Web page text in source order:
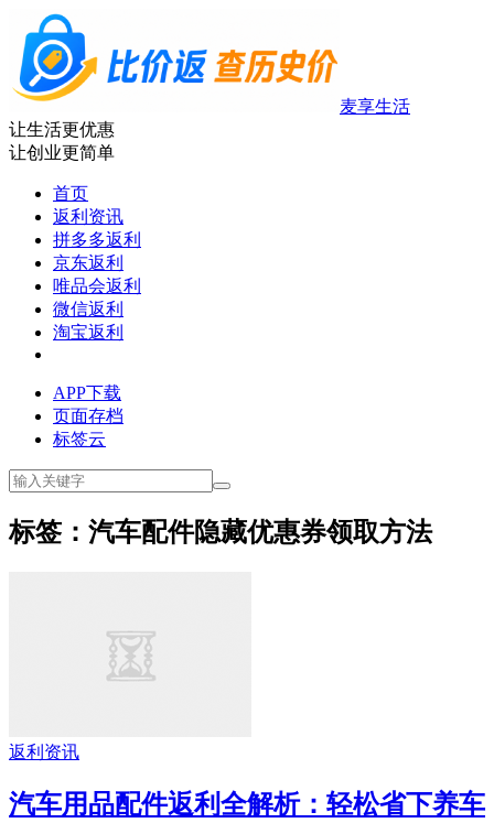
麦享生活
让生活更优惠
让创业更简单
首页
返利资讯
拼多多返利
京东返利
唯品会返利
微信返利
淘宝返利
APP下载
页面存档
标签云
标签：汽车配件隐藏优惠券领取方法
返利资讯
汽车用品配件返利全解析：轻松省下养车